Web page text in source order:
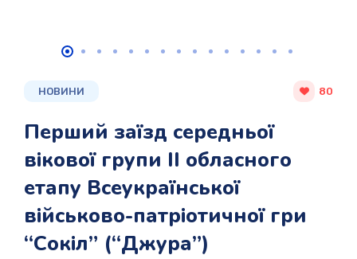
НОВИНИ 80
Перший заїзд середньої
вікової групи ІІ обласного
етапу Всеукраїнської
військово-патріотичної гри
“Сокіл” (“Джура”)